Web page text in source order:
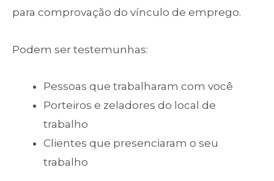
para comprovação do vínculo de emprego.
Podem ser testemunhas:
Pessoas que trabalharam com você
Porteiros e zeladores do local de
trabalho
Clientes que presenciaram o seu
trabalho